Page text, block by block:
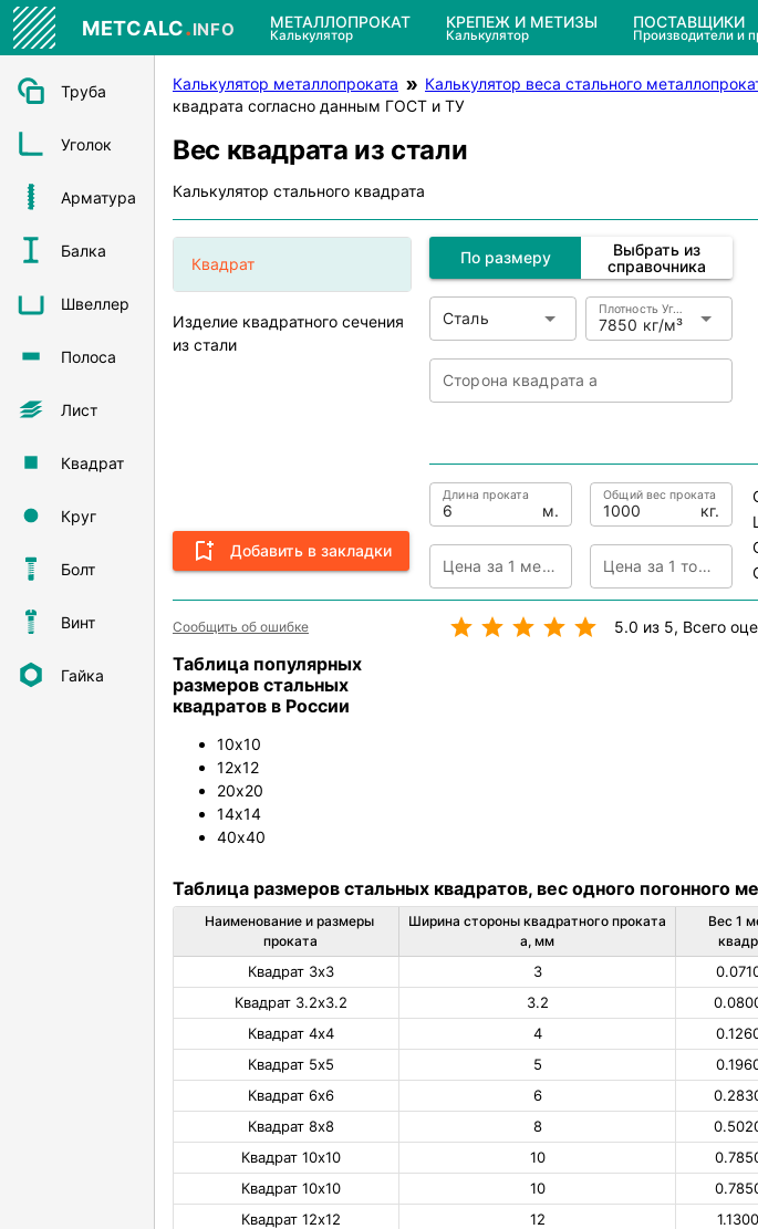
METCALC.INFO МЕТАЛЛОПРОКАТ
Калькулятор
КРЕПЕЖ И МЕТИЗЫ
Калькулятор
ПОСТАВЩИКИ
Производители и
Труба
Уголок
Арматура
Балка
Швеллер
Полоса
Лист
Квадрат
Круг
Болт
Винт
Гайка
Калькулятор металлопроката Калькулятор веса стального
квадрата согласно данным ГОСТ и ТУ
Вес квадрата из стали
Калькулятор стального квадрата
Квадрат
Изделие квадратного сечения
из стали
Добавить в закладки
По размеру
Выбрать из
справочника
Сталь 7850 кг/м³
Плотность Углеродистая сталь
Сторона квадрата a
Длина проката
м.
Общий вес проката
кг.
Цена за 1 метр Цена за 1 тонну
Сообщить об ошибке 5.0 из 5, Всего
Таблица популярных
размеров стальных
квадратов в России
10х10
12х12
20х20
14х14
40х40
Таблица размеров стальных квадратов, вес одного погонного
Наименование и размеры
проката
Ширина стороны квадратного проката
a, мм
Вес 1
Квадрат 3х3 3
Квадрат 3.2х3.2
3.2
Квадрат 4х4
4
Квадрат 5х5
5
Квадрат 6х6
6
Квадрат 8х8
8
Квадрат 10х10
10
Квадрат 10х10
10
Квадрат 12х12
12